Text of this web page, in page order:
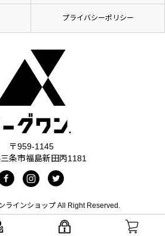
プライバシーポリシー
〒959-1145
条市福島新田丙1181
ラインショップ All Right Reserved.